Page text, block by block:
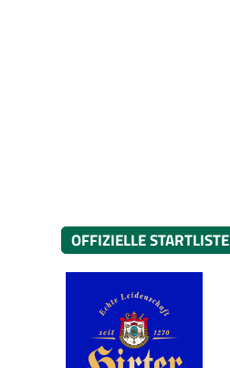
OFFIZIELLE STARTLISTE